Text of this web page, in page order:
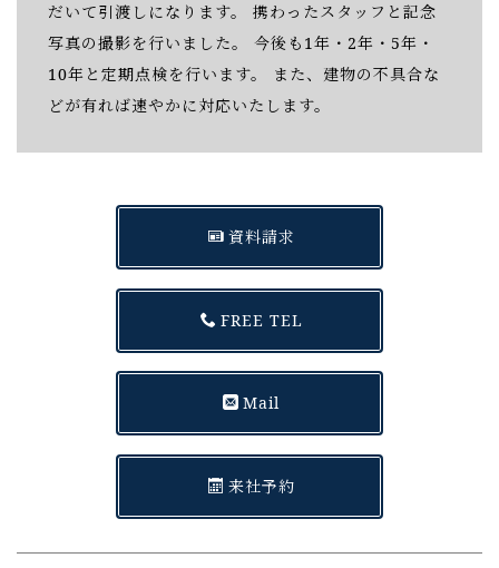
だいて引渡しになります。 携わったスタッフと記念
写真の撮影を行いました。 今後も1年・2年・5年・
10年と定期点検を行います。 また、建物の不具合な
どが有れば速やかに対応いたします。
資料請求
FREE TEL
Mail
来社予約